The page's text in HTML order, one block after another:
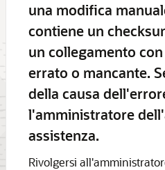
una modifica
contiene un
un collegamento
errato o mancante.
della causa
l'amministratore
assistenza.
Rivolgersi